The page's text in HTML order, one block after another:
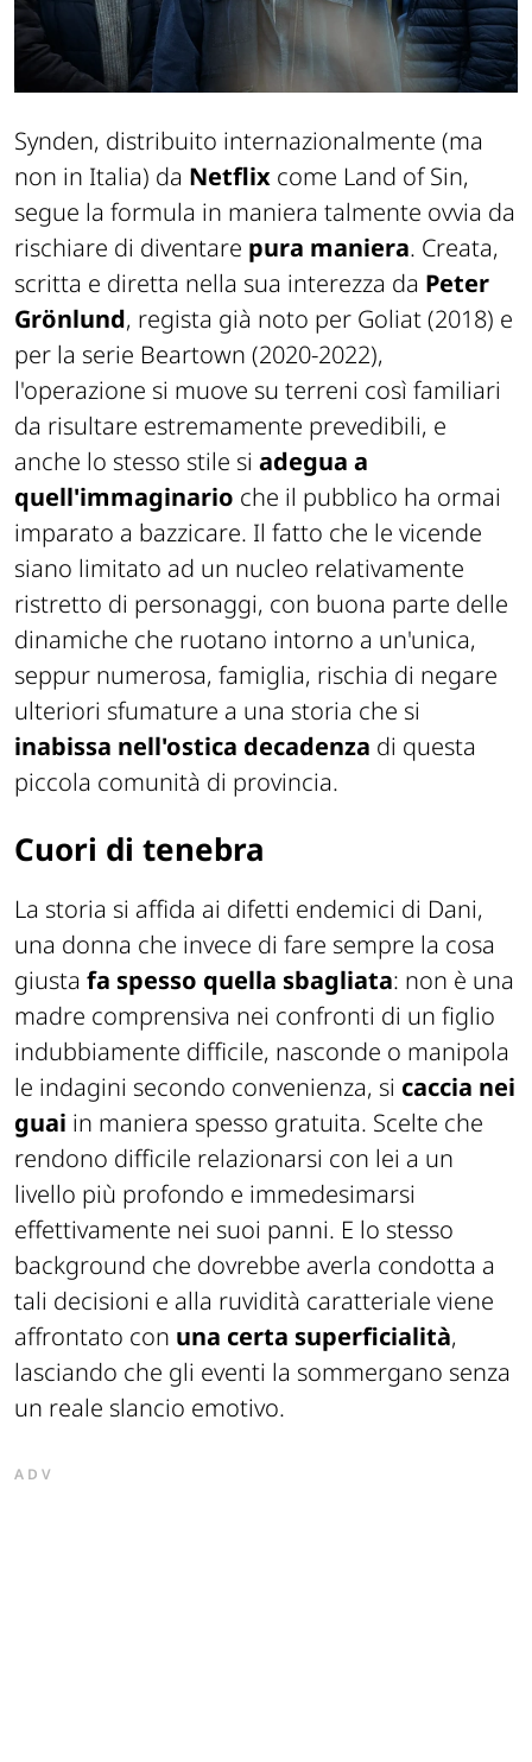
Synden, distribuito internazionalmente (ma
non in Italia) da Netflix come Land of Sin,
segue la formula in maniera talmente ovvia da
rischiare di diventare pura maniera. Creata,
scritta e diretta nella sua interezza da Peter
Grönlund, regista già noto per Goliat(2018) e
per la serie Beartown (2020-2022),
l'operazione si muove su terreni così familiari
da risultare estremamente prevedibili, e
anche lo stesso stile si adegua a
quell'immaginario che il pubblico ha ormai
imparato a bazzicare. Il fatto che le vicende
siano limitato ad un nucleo relativamente
ristretto di personaggi, con buona parte delle
dinamiche che ruotano intorno a un'unica,
seppur numerosa, famiglia, rischia di negare
ulteriori sfumature a una storia che si
inabissa nell'ostica decadenza di questa
piccola comunità di provincia.
Cuori di tenebra
La storia si affida ai difetti endemici di Dani,
una donna che invece di fare sempre la cosa
giusta fa spesso quella sbagliata: non è una
madre comprensiva nei confronti di un figlio
indubbiamente difficile, nasconde o manipola
le indagini secondo convenienza, si caccia nei
guai in maniera spesso gratuita. Scelte che
rendono difficile relazionarsi con lei a un
livello più profondo e immedesimarsi
effettivamente nei suoi panni. E lo stesso
background che dovrebbe averla condotta a
tali decisioni e alla ruvidità caratteriale viene
affrontato con una certa superficialità,
lasciando che gli eventi la sommergano senza
un reale slancio emotivo.
ADV